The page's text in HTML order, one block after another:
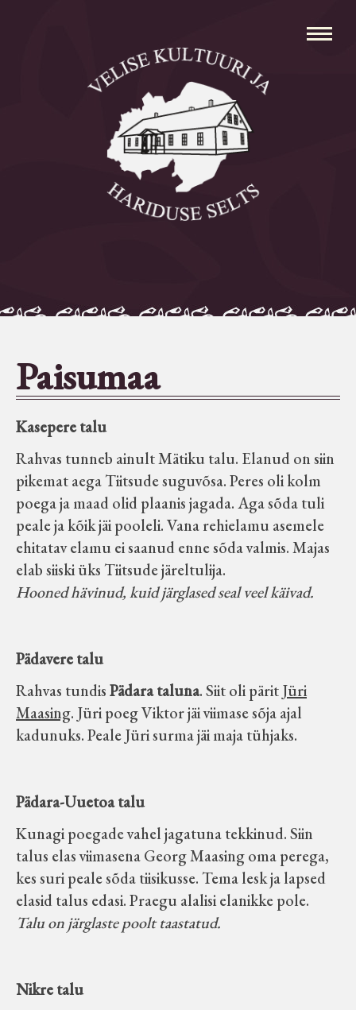
Avaleht
Aleksei Parnabas
Sillaotsa Talumuuseum
Seltsid-ühingud
Aiandus
Tuletõrje
Õpperada
Muud koduloolist Velise mailt
elanike nimekirjad seisuga
15.12.1938
Velise kultuuri ja hariduse selts
Otsi
Tagasiside
Paisumaa
Kasepere talu
Rahvas tunneb ainult Mätiku talu. Elanud on siin
pikemat aega Tiitsude suguvõsa. Peres oli kolm
poega ja maad olid plaanis jagada. Aga sõda tuli
peale ja kõik jäi pooleli. Vana rehielamu asemele
ehitatav elamu ei saanud enne sõda valmis. Majas
elab siiski üks Tiitsude järeltulija.
Hooned hävinud, kuid järglased seal veel käivad.
Pädavere talu
Rahvas tundisPädara taluna. Siit oli päritJüri
Maasing. Jüri poeg Viktor jäi viimase sõja ajal
kadunuks. Peale Jüri surma jäi maja tühjaks.
Pädara-Uuetoa talu
Kunagi poegade vahel jagatuna tekkinud. Siin
talus elas viimasena Georg Maasing oma perega,
kes suri peale sõda tiisikusse. Tema lesk ja lapsed
elasid talus edasi. Praegu alalisi elanikke pole.
Talu on järglaste poolt taastatud.
Nikre talu